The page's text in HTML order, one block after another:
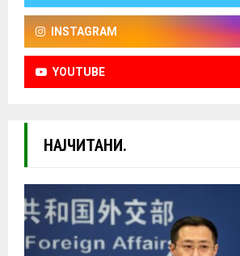
INSTAGRAM
YOUTUBE
НАЈЧИТАНИ.